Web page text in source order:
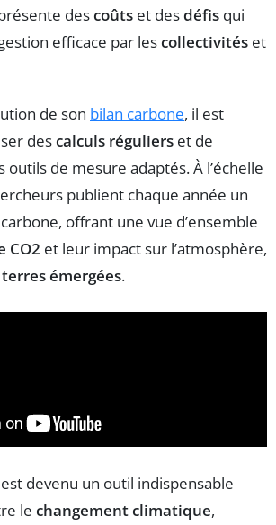
descoûts et desdéfis qui
efficace par lescollectivités et
de son bilan carbone, il est
descalculs réguliers et de
outils de mesure adaptés. À l’échelle
publient chaque année un
offrant une vue d’ensemble
CO2 et leur impact sur l’atmosphère,
terres émergées.
est devenu un outil indispensable
le changement climatique,